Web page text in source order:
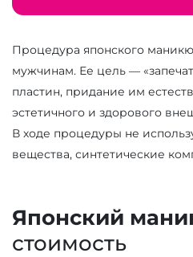
Процедура японского
мужчинам. Ее цель —
пластин, придание им
эстетичного и здорового
В ходе процедуры не
вещества, синтетические
Японский
стоимость